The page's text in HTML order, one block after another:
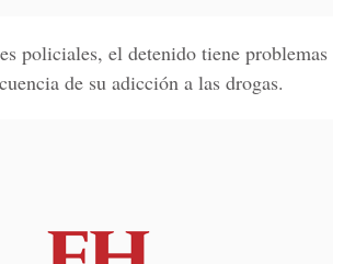
policiales, el detenido tiene problemas
de su adicción a las drogas.